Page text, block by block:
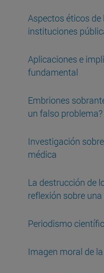
Aspectos éticos
instituciones
Aplicaciones e
fundamental
Embriones
un falso problema?
Investigación
médica
La destrucción de
reflexión sobre
Periodismo
Imagen moral de